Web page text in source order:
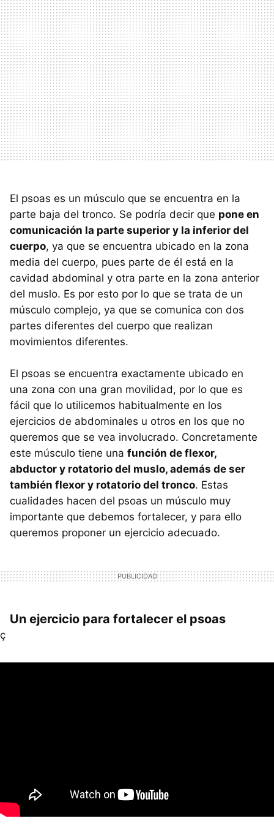
El psoas es un músculo que se encuentra en la
parte baja del tronco. Se podría decir que pone en
comunicación la parte superior y la inferior del
cuerpo, ya que se encuentra ubicado en la zona
media del cuerpo, pues parte de él está en la
cavidad abdominal y otra parte en la zona anterior
del muslo. Es por esto por lo que se trata de un
músculo complejo, ya que se comunica con dos
partes diferentes del cuerpo que realizan
movimientos diferentes.
El psoas se encuentra exactamente ubicado en
una zona con una gran movilidad, por lo que es
fácil que lo utilicemos habitualmente en los
ejercicios de abdominales u otros en los que no
queremos que se vea involucrado. Concretamente
este músculo tiene una función de flexor,
abductor y rotatorio del muslo, además de ser
también flexor y rotatorio del tronco. Estas
cualidades hacen del psoas un músculo muy
importante que debemos fortalecer, y para ello
queremos proponer un ejercicio adecuado.
Un ejercicio para fortalecer el psoas
ç